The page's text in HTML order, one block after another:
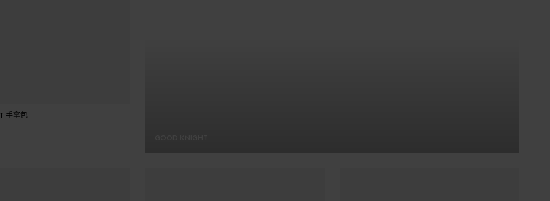
加入購物車
手拿包